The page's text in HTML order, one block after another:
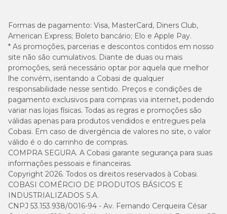
Formas de pagamento: Visa, MasterCard, Diners Club,
American Express; Boleto bancário; Elo e Apple Pay.
* As promoções, parcerias e descontos contidos em nosso
site não são cumulativos. Diante de duas ou mais
promoções, será necessário optar por aquela que melhor
lhe convém, isentando a Cobasi de qualquer
responsabilidade nesse sentido. Preços e condições de
pagamento exclusivos para compras via internet, podendo
variar nas lojas físicas. Todas as regras e promoções são
válidas apenas para produtos vendidos e entregues pela
Cobasi. Em caso de divergência de valores no site, o valor
válido é o do carrinho de compras.
COMPRA SEGURA. A Cobasi garante segurança para suas
informações pessoais e financeiras.
Copyright 2026. Todos os direitos reservados à Cobasi.
COBASI COMÉRCIO DE PRODUTOS BÁSICOS E
INDUSTRIALIZADOS S.A.
CNPJ 53.153.938/0016-94 - Av. Fernando Cerqueira César